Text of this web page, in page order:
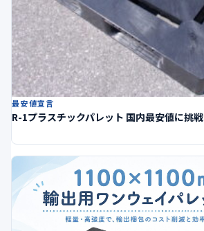
最安値宣言
R-1プラスチックパレット 国内最安値に挑戦